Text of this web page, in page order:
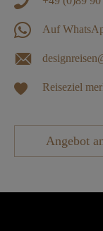
Auf
Reiseziel
Angebot